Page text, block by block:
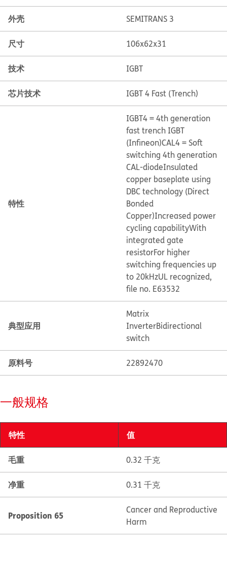
外壳 SEMITRANS 3
尺寸 106x62x31
技术 IGBT
芯片技术 IGBT 4 Fast (Trench)
特性
IGBT4 = 4th generation
fast trench IGBT
(Infineon)CAL4 = Soft
switching 4th generation
CAL-diodeInsulated
copper baseplate using
DBC technology (Direct
Bonded
Copper)Increased power
cycling capabilityWith
integrated gate
resistorFor higher
switching frequencies up
to 20kHzUL recognized,
file no. E63532
典型应用
Matrix
InverterBidirectional
switch
原料号 22892470
一般规格
特性 值
毛重 0.32 千克
净重 0.31 千克
Proposition 65
Cancer and Reproductive
Harm